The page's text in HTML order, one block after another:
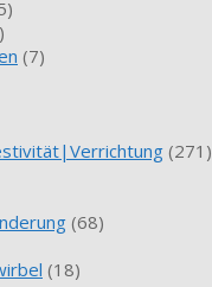
(7)
(271)
(68)
(18)